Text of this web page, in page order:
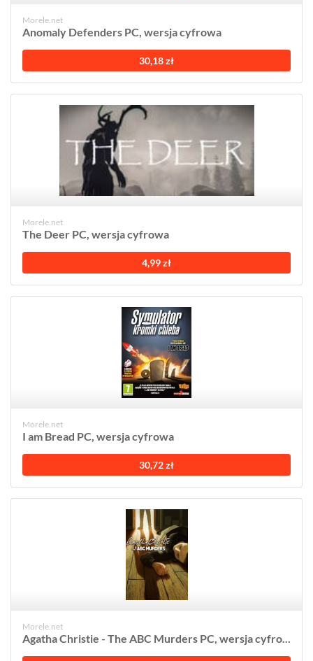
Morele.net
Anomaly Defenders PC, wersja cyfrowa
30,18 zł
Morele.net
The Deer PC, wersja cyfrowa
4,99 zł
Morele.net
I am Bread PC, wersja cyfrowa
30,72 zł
Morele.net
Agatha Christie - The ABC Murders PC, wersja cyfro...